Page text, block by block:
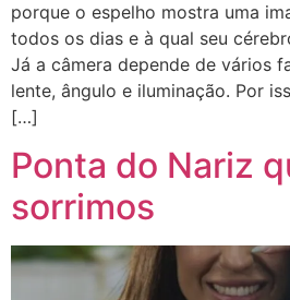
porque o espelho mostra uma
todos os dias e à qual seu
Já a câmera depende de vários
lente, ângulo e iluminação. Por
[…]
Ponta do Nariz
sorrimos